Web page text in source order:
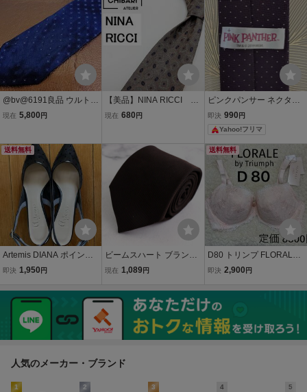
@bv@6191良品 ウルトゥ
ラーレ【ULTURALE】ネ
現在 5,800 円
【美品】NINA RICCI ニ
ナリッチ ドット柄 ネク
03110
現在 680 円
ピンクパンサー ネクタイ
パープル ドット柄 2019
年製
即決 990 円
Yahoo!フリマ
送料無料
Artemis DIANA ポインテ
ッドトゥ バックストラッ
ック 23.5センチ
即決 1,950 円
ビームスハート ブランド
ネクタイ ドット柄 ピンド
ラウン BEAMS HEART
現在 1,089円
送料無料
D80 トリンプ FLORALE
フロラーレ 高級ブラジ
即決 2,900 円
人気のメーカー・ブランド
1 2 3 4 5